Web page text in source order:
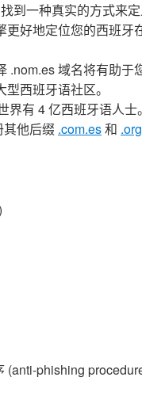
到一种真实的方式来
好地定位您的西班牙
.nom.es 域名将有助于
西班牙语社区。
有 4 亿西班牙语人士。
他后缀 .com.es和
(anti-phishing